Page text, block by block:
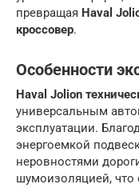
превращая Haval
кроссовер.
Особенности
Haval Jolion
универсальным
эксплуатации.
энергоемкой
неровностями
шумоизоляцией, что